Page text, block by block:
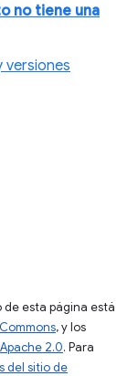
no tiene una
versiones
esta página está
, y los
2.0. Para
del sitio de